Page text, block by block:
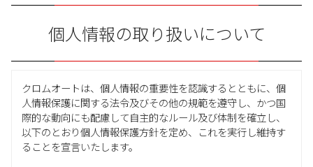
個人情報の取り扱いについて
クロムオートは、個人情報の重要性を認識するとともに、個
人情報保護に関する法令及びその他の規範を遵守し、かつ国
際的な動向にも配慮して自主的なルール及び体制を確立し、
以下のとおり個人情報保護方針を定め、これを実行し維持す
ることを宣言いたします。